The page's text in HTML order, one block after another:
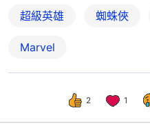
超級英雄 蜘蛛俠
Marvel
2 1